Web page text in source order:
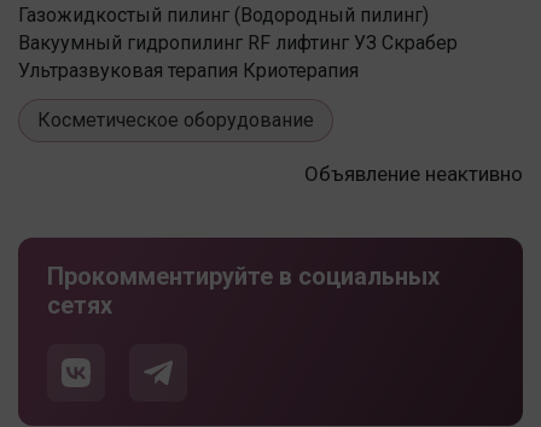
Газожидкостый пилинг (Водородный пилинг)
Вакуумный гидропилинг RF лифтинг УЗ Скрабер
Ультразвуковая терапия Криотерапия
Косметическое оборудование
Объявление неактивно
Прокомментируйте в социальных
сетях